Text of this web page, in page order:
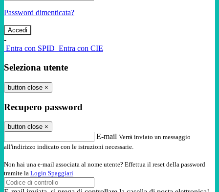
Password dimenticata?
-
Entra con SPID Entra con CIE
Seleziona utente
button close ×
Recupero password
button close ×
E-mail Verrà inviato un messaggio
all'indirizzo indicato con le istruzioni necessarie.
Non hai una e-mail associata al nome utente? Effettua il reset della password
tramite la Login Spaggiari